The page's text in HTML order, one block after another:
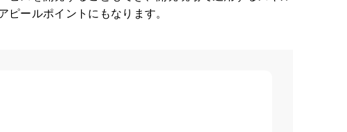
ピールポイントにもなります。